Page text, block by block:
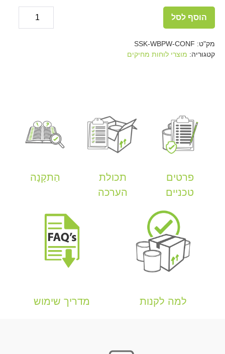
של
הוסף לסל
מק"ט: SSK-WBPW-CONF
קטגוריה: מוצרי לוחות מחיקים
פרטים
טכניים
תכולת
הערכה
הַתקָנָה
למה לקנות מדריך שימוש